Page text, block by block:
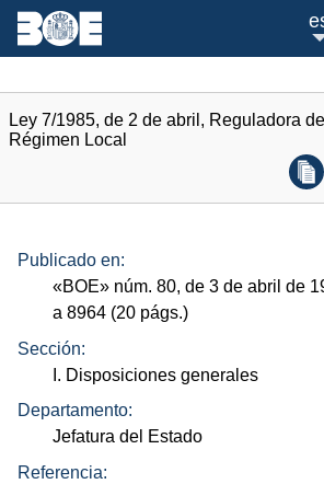
Ley 7/1985, de 2 de abril, Reguladora
Régimen Local
Publicado en:
«BOE» núm. 80, de 3 de abril de
a 8964 (20 págs.)
Sección:
I. Disposiciones generales
Departamento:
Jefatura del Estado
Referencia: